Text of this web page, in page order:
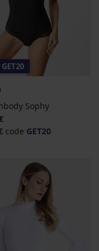
Sophy
code GET20